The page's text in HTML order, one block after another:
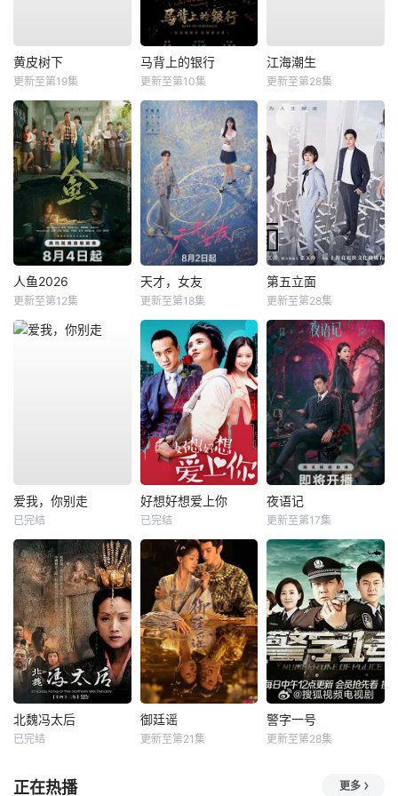
黄皮树下
更新至第19集
马背上的银行
更新至第10集
江海潮生
更新至第28集
人鱼2026
更新至第12集
天才，女友
更新至第18集
第五立面
更新至第28集
爱我，你别走
已完结
好想好想爱上你
已完结
夜语记
更新至第17集
北魏冯太后
已完结
御廷谣
更新至第21集
警字一号
更新至第28集
正在热播 更多